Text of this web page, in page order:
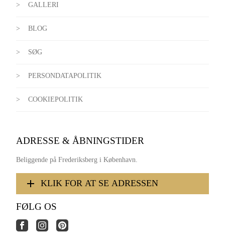
GALLERI
BLOG
SØG
PERSONDATAPOLITIK
COOKIEPOLITIK
ADRESSE & ÅBNINGSTIDER
Beliggende på Frederiksberg i København.
KLIK FOR AT SE ADRESSEN
FØLG OS